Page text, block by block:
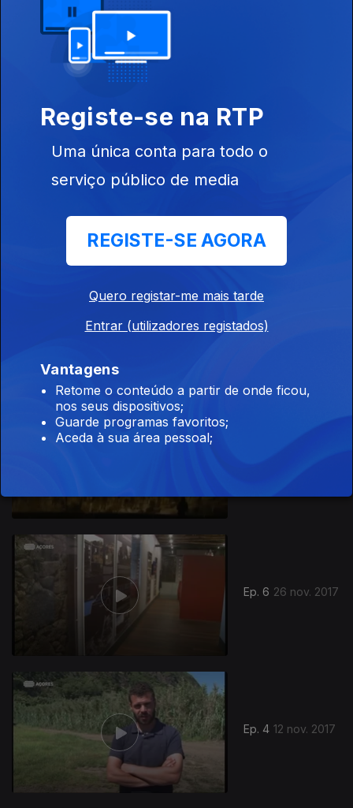
Ep. 7
Ep. 6 26 nov. 2017
Ep. 4 12 nov. 2017
Registe-se na RTP
Uma única conta para todo o
serviço público de media
REGISTE-SE AGORA
Quero registar-me mais tarde
Entrar (utilizadores registados)
Vantagens
Retome o conteúdo a partir de onde ficou,
nos seus dispositivos;
Guarde programas favoritos;
Aceda à sua área pessoal;